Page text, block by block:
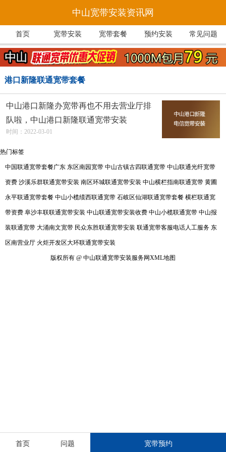
中山宽带安装资讯网
首页 宽带安装 宽带套餐 预约安装 常见问题
港口新隆联通宽带套餐
中山港口新隆办宽带再也不用去营业厅排
队啦，中山港口新隆联通宽带安装
时间：2022-03-01
热门标签
中国联通宽带套餐广东 东区南园宽带 中山古镇古四联通宽带 中山联通光纤宽带
资费 沙溪乐群联通宽带安装 南区环城联通宽带安装 中山横栏指南联通宽带 黄圃
永平联通宽带套餐 中山小榄绩西联通宽带 石岐区仙湖联通宽带套餐 横栏联通宽
带资费 阜沙丰联联通宽带安装 中山联通宽带安装收费 中山小榄联通宽带 中山报
装联通宽带 大涌南文宽带 民众东胜联通宽带安装 联通宽带客服电话人工服务 东
区南营业厅 火炬开发区大环联通宽带安装
版权所有 @ 中山联通宽带安装服务网XML地图
首页 问题 宽带预约